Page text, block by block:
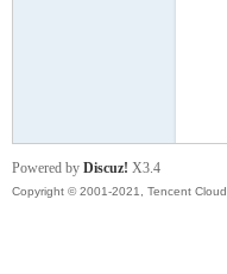
Powered by Discuz! X3.4
Copyright © 2001-2021, Tencent Cloud.